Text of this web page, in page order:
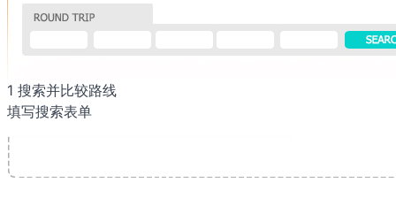
1 搜索并比较路线
填写搜索表单